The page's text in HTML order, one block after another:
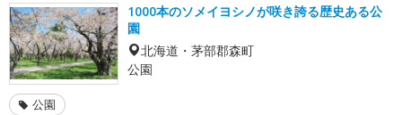
1000本のソメイヨシノが咲き誇る歴史ある公
園
北海道・茅部郡森町
公園
公園